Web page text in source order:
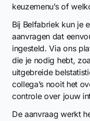
keuzemenu’s of
Bij Belfabriek kun je
aanvragen dat
ingesteld. Via ons
die je nodig hebt,
uitgebreide
collega’s nooit het
controle over jouw
De aanvraag werkt